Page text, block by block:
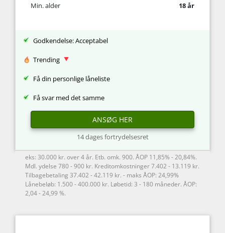
Min. alder 18 år
Godkendelse: Acceptabel
Trending
Få din personlige låneliste
Få svar med det samme
ANSØG HER
14 dages fortrydelsesret
eks: 30.000 kr. over 4 år. Etb. omk. 900. ÅOP 11,85% - 20,84%.
Mdl. ydelse 780 - 900 kr. Kreditomkostninger 7.402 - 13.119 kr.
Tilbagebetaling 37.402 - 42.119 kr. - maks ÅOP: 24,99%
Lånebeløb: 1.500 - 400.000 kr. Løbetid: 3 - 180 måneder. ÅOP:
2,04 - 24,99 %.